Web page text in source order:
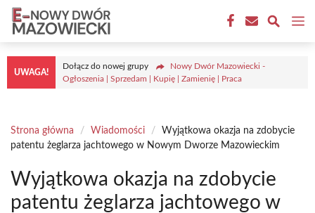
Przejdź
treści
UWAGA!
Dołącz do nowej grupy
Nowy Dwór Mazowiecki -
Ogłoszenia | Sprzedam | Kupię | Zamienię | Praca
Strona główna / Wiadomości /
Wyjątkowa okazja na zdobycie
patentu żeglarza jachtowego w Nowym Dworze Mazowieckim
Wyjątkowa okazja na zdobycie
patentu żeglarza jachtowego w